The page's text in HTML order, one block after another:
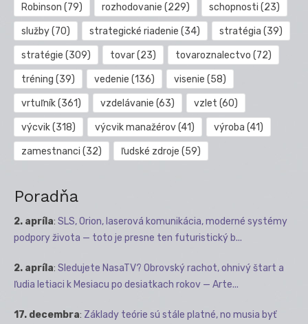
Robinson (79) rozhodovanie (229) schopnosti (23)
služby(70) strategické riadenie (34) stratégia (39)
stratégie (309) tovar(23) tovaroznalectvo (72)
tréning (39) vedenie (136) visenie (58)
vrtuľník(361) vzdelávanie (63) vzlet (60)
výcvik(318) výcvik manažérov(41) výroba (41)
zamestnanci (32) ľudské zdroje (59)
Poradňa
2. apríla: SLS, Orion, laserová komunikácia, moderné systémy
podpory života — toto je presne ten futuristický b...
2. apríla: Sledujete NasaTV? Obrovský rachot, ohnivý štart a
ľudia letiaci k Mesiacu po desiatkach rokov — Arte...
17. decembra: Základy teórie sú stále platné, no musia byť